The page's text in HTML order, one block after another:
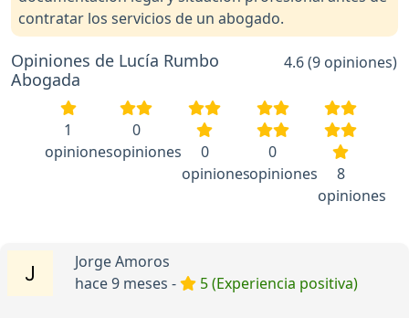
contratar los servicios de un abogado.
Opiniones de Lucía Rumbo
Abogada
4.6 (9 opiniones)
1
opiniones
0
opiniones
0
opiniones
0
opiniones
8
opiniones
Jorge Amoros
hace 9 meses -
5 (Experiencia positiva)